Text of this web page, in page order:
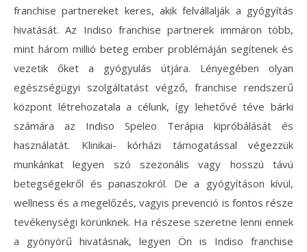
franchise partnereket keres, akik felvállalják a gyógyítás
hivatását. Az Indiso franchise partnerek immáron több,
mint három millió beteg ember problémáján segítenek és
vezetik őket a gyógyulás útjára. Lényegében olyan
egészségügyi szolgáltatást végző, franchise rendszerű
központ létrehozatala a célunk, így lehetővé téve bárki
számára az Indiso Speleo Terápia kipróbálását és
használatát. Klinikai- kórházi támogatással végezzük
munkánkat legyen szó szezonális vagy hosszú távú
betegségekről és panaszokról. De a gyógyításon kívül,
wellness és a megelőzés, vagyis prevenció is fontos része
tevékenységi körünknek. Ha részese szeretne lenni ennek
a gyönyörű hivatásnak, legyen Ön is Indiso franchise